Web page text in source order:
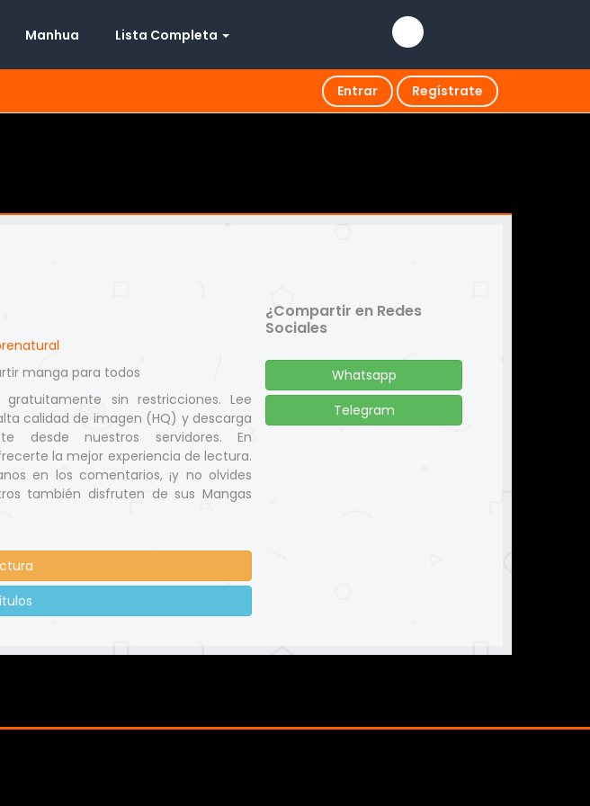
Manhua Lista Completa
Entrar Regístrate
manga para todos
gratuitamente sin restricciones. Lee
calidad de imagen (HQ) y descarga
desde nuestros servidores. En
la mejor experiencia de lectura.
en los comentarios, ¡y no olvides
también disfruten de sus Mangas
¿Compartir en Redes
Sociales
Whatsapp
Telegram